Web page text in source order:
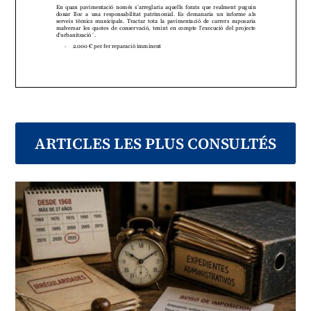
En quan pavimentació només s
’arreglaria aquells for ats que realment puguin
donar lloc a una responsabili
tat patrimonial. Es de manaria un informe al s
serveis tècnics municipals. Tractar
tota la pavimentació de carrers suposaria
malversar les qu otes de conservació , tenint en compte l
’execució del projecte
d’urbanització ́.
-
2.000 € per fer reparació imminent
Per la neteja dels carrers, es considera que el més idoni seria tenir una persona
els particulars deixen al carrer.
-
10.000 euros soubrut mi tja jornada
reparament que ha causat l’embossament.
-
12.000 € de clave
Aigua potable:
actualm
ent gestionada per Comaigua. L’Ajuntament ja està
assumint les reparacions
extraordinàries d’aquesta instal ·lació.
Depuradora: s’ estan fent tràmits amb l ’ACA
; continuarà sense funcionar, i els
tràmits amb l ’ACA suposen l ’accep tació per part d’ aquest organisme la parada
actual de la depuradora.
Vehicles
mbustibles : assumir una part proporcional de la utilització
dels
pals.
-
2.500 €reparació i com
bustibles.
BLOC IMPREVISTOS:
El bloc d ’imprevistos està enfo cat a donar s
t al bloc de manteniment,
principalment, per si la p
revisió que s ’ha realitzat esdevé insuficient, o alguna
emergència o clim atològica o de qu
alsevol altre tipus suposa una
despesa
extraordinària.
ARTICLES LES PLUS CONSULTÉS